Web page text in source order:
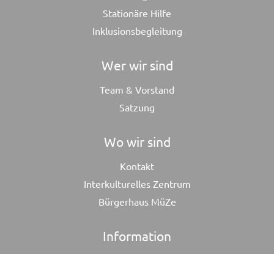
Stationäre Hilfe
Inklusionsbegleitung
Wer wir sind
Team & Vorstand
Satzung
Wo wir sind
Kontakt
Interkulturelles Zentrum
Bürgerhaus MüZe
Information